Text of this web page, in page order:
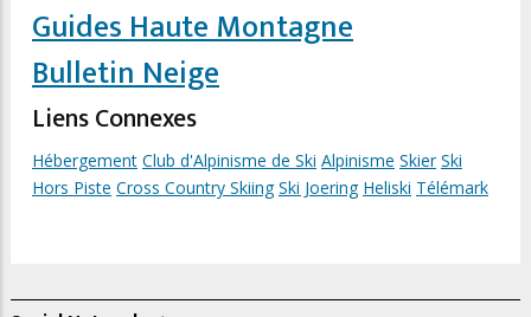
Guides Haute Montagne
Bulletin Neige
Liens Connexes
Hébergement Club d'Alpinisme de Ski Alpinisme Skier Ski
Hors Piste Cross Country Skiing Ski Joering Heliski Télémark